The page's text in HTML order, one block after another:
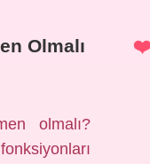
Olmalı
olmalı?